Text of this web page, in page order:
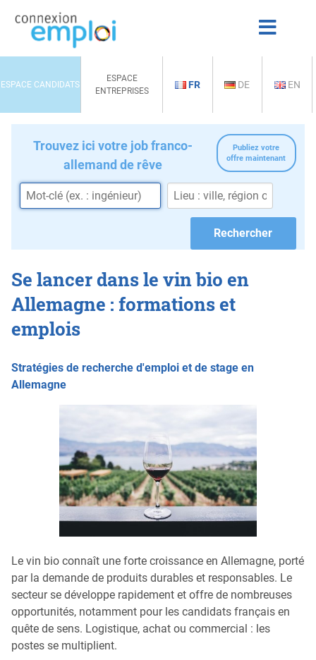
ESPACE CANDIDATS
ESPACE
ENTREPRISES
FR DE EN
Publiez votre
offre maintenant
Trouvez ici votre job franco-
allemand de rêve
Se lancer dans le vin bio en
Allemagne : formations et
emplois
Stratégies de recherche d'emploi et de stage en
Allemagne
Le vin bio connaît une forte croissance en Allemagne, porté
par la demande de produits durables et responsables. Le
secteur se développe rapidement et offre de nombreuses
opportunités, notamment pour les candidats français en
quête de sens. Logistique, achat ou commercial : les
postes se multiplient.